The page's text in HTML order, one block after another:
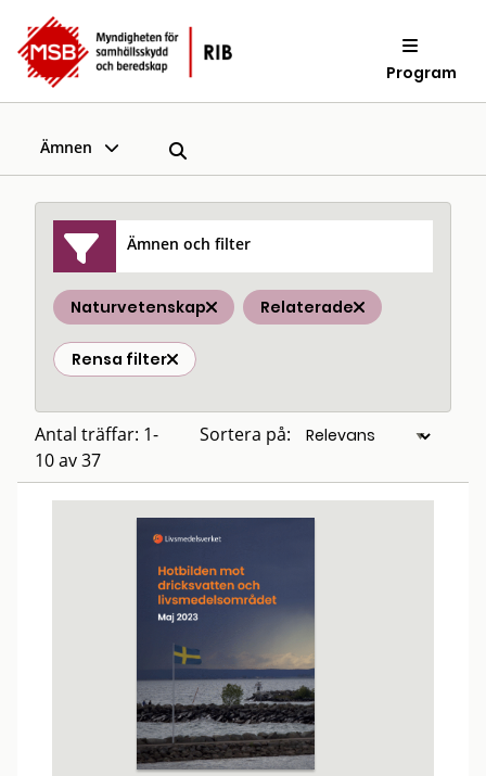
Program
Ämnen
Ämnen och filter
Naturvetenskap Relaterade
Rensa filter
Antal träffar: 1-
10 av 37
Sortera på: